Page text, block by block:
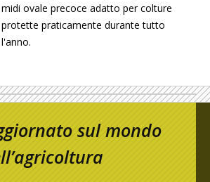
midi ovale precoce adatto per colture
protette praticamente durante tutto
l'anno.
sul mondo